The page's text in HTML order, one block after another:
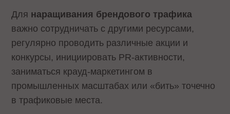
Для наращивания брендового трафика
важно сотрудничать с другими ресурсами,
регулярно проводить различные акции и
конкурсы, инициировать PR-активности,
заниматься крауд-маркетингом в
промышленных масштабах или «бить» точечно
в трафиковые места.